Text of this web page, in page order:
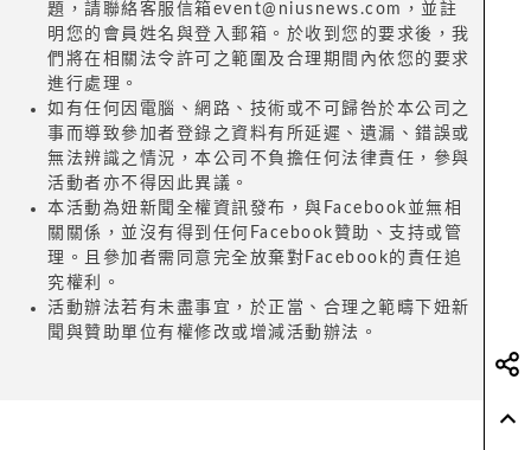
題，請聯絡客服信箱event@niusnews.com，並註
明您的會員姓名與登入郵箱。於收到您的要求後，我
們將在相關法令許可之範圍及合理期間內依您的要求
進行處理。
如有任何因電腦、網路、技術或不可歸咎於本公司之
事而導致參加者登錄之資料有所延遲、遺漏、錯誤或
無法辨識之情況，本公司不負擔任何法律責任，參與
活動者亦不得因此異議。
本活動為妞新聞全權資訊發布，與Facebook並無相
關關係，並沒有得到任何Facebook贊助、支持或管
理。且參加者需同意完全放棄對Facebook的責任追
究權利。
活動辦法若有未盡事宜，於正當、合理之範疇下妞新
聞與贊助單位有權修改或增減活動辦法。